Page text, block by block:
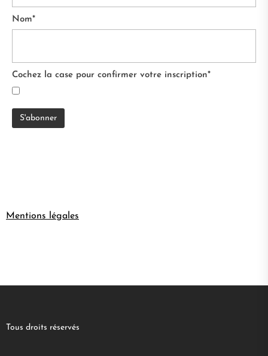
Nom*
Cochez la case pour confirmer votre inscription*
Mentions légales
Tous droits réservés